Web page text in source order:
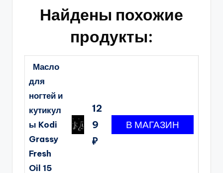
Найдены похожие
продукты:
Масло
для
ногтей и
кутикул
ы Kodi
Grassy
Fresh
Oil 15
12
9
₽